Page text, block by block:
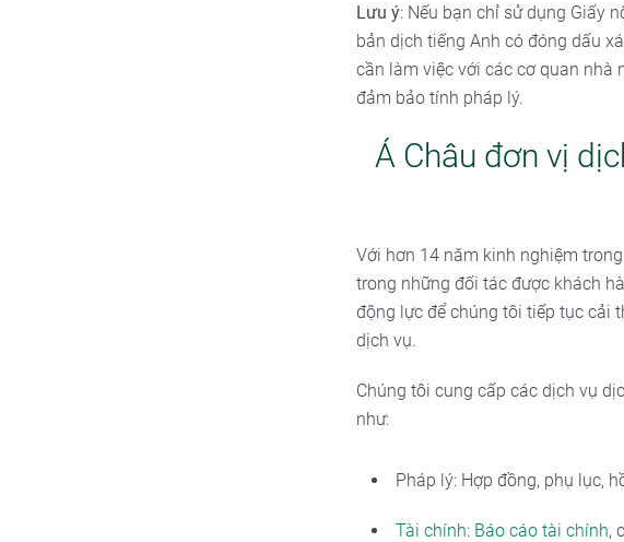
Lưu ý: Nếu bạn chỉ sử dụng Giấy
bản dịch tiếng Anh có đóng dấu
cần làm việc với các cơ quan nhà
đảm bảo tính pháp lý.
Á Châu đơn vị
Với hơn 14 năm kinh nghiệm
trong những đối tác được khách
động lực để chúng tôi tiếp tục cải
dịch vụ.
Chúng tôi cung cấp các dịch vụ
như:
Pháp lý: Hợp đồng, phụ lục,
Tài chính: Báo cáo tài chính,